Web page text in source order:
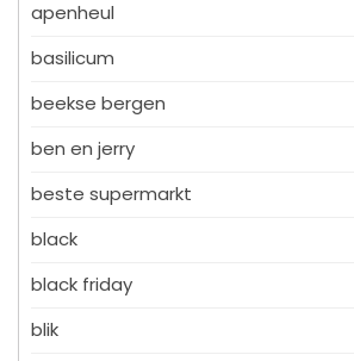
apenheul
basilicum
beekse bergen
ben en jerry
beste supermarkt
black
black friday
blik